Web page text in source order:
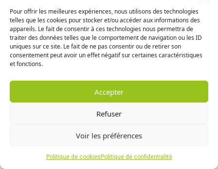
Pour offrir les meilleures expériences, nous utilisons des technologies
telles que les cookies pour stocker et/ou accéder aux informations des
appareils. Le fait de consentir à ces technologies nous permettra de
traiter des données telles que le comportement de navigation ou les ID
uniques sur ce site. Le fait de ne pas consentir ou de retirer son
consentement peut avoir un effet négatif sur certaines caractéristiques
et fonctions.
Accepter
Refuser
Voir les préférences
Politique de cookies Politique de confidentialité
Nos actualités
Contact
©2026 -Mentions légales-Confidentialité